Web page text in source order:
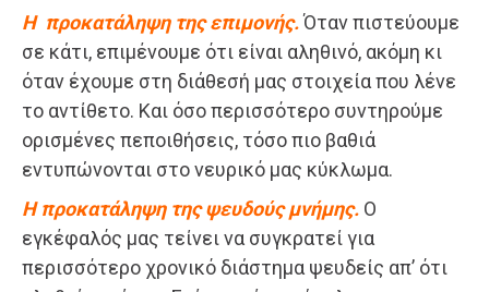
Η προκατάληψη της επιμονής.Όταν πιστεύουμε
σε κάτι, επιμένουμε ότι είναι αληθινό, ακόμη κι
όταν έχουμε στη διάθεσή μας στοιχεία που λένε
το αντίθετο. Και όσο περισσότερο συντηρούμε
ορισμένες πεποιθήσεις, τόσο πιο βαθιά
εντυπώνονται στο νευρικό μας κύκλωμα.
Η προκατάληψη της ψευδούς μνήμης. Ο
εγκέφαλός μας τείνει να συγκρατεί για
περισσότερο χρονικό διάστημα ψευδείς απ’ ότι